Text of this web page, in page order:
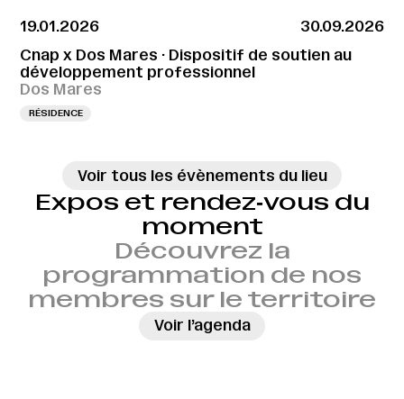
19.01.2026
30.09.2026
Cnap x Dos Mares · Dispositif de soutien au
développement professionnel
Dos Mares
RÉSIDENCE
Voir tous les évènements du lieu
Expos et rendez‑vous du
moment
Découvrez la
programmation de nos
membres sur le territoire
Voir l’agenda